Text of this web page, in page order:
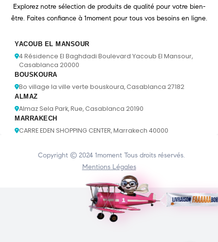
Explorez notre sélection de produits de qualité pour votre bien-
être. Faites confiance à 1moment pour tous vos besoins en ligne.
YACOUB EL MANSOUR
4 Résidence El Baghdadi Boulevard Yacoub El Mansour,
Casablanca 20000
BOUSKOURA
Bo village la ville verte bouskoura, Casablanca 27182
ALMAZ
Almaz Sela Park, Rue, Casablanca 20190
MARRAKECH
CARRE EDEN SHOPPING CENTER, Marrakech 40000
Copyright © 2024 1moment Tous droits réservés.
Mentions Légales